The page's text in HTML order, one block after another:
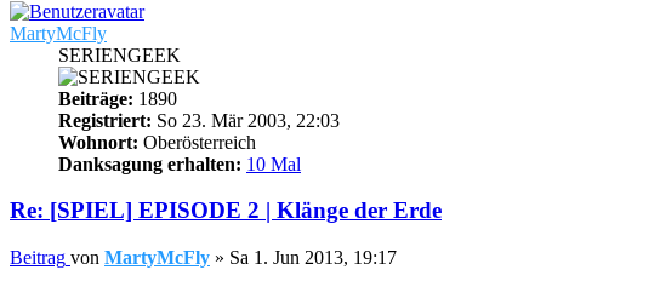
MartyMcFly
SERIENGEEK
Beiträge: 1890
Registriert: So 23. Mär 2003, 22:03
Wohnort: Oberösterreich
Danksagung erhalten: 10 Mal
Re: [SPIEL] EPISODE 2 | Klänge der Erde
Beitrag von MartyMcFly » Sa 1. Jun 2013, 19:17